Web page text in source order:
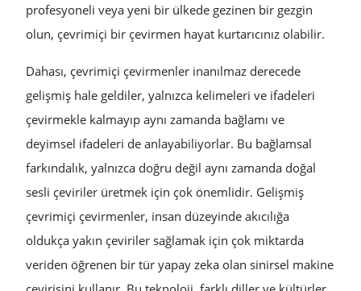
profesyoneli veya yeni bir ülkede gezinen bir gezgin
olun, çevrimiçi bir çevirmen hayat kurtarıcınız olabilir.
Dahası, çevrimiçi çevirmenler inanılmaz derecede
gelişmiş hale geldiler, yalnızca kelimeleri ve ifadeleri
çevirmekle kalmayıp aynı zamanda bağlamı ve
deyimsel ifadeleri de anlayabiliyorlar. Bu bağlamsal
farkındalık, yalnızca doğru değil aynı zamanda doğal
sesli çeviriler üretmek için çok önemlidir. Gelişmiş
çevrimiçi çevirmenler, insan düzeyinde akıcılığa
oldukça yakın çeviriler sağlamak için çok miktarda
veriden öğrenen bir tür yapay zeka olan sinirsel makine